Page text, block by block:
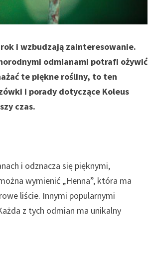
i wzbudzają zainteresowanie.
odmianami potrafi ożywić
te piękne rośliny, to ten
i porady dotyczące Koleus
czas.
i odznacza się pięknymi,
wymienić „Henna”, która ma
liście. Innymi popularnymi
z tych odmian ma unikalny